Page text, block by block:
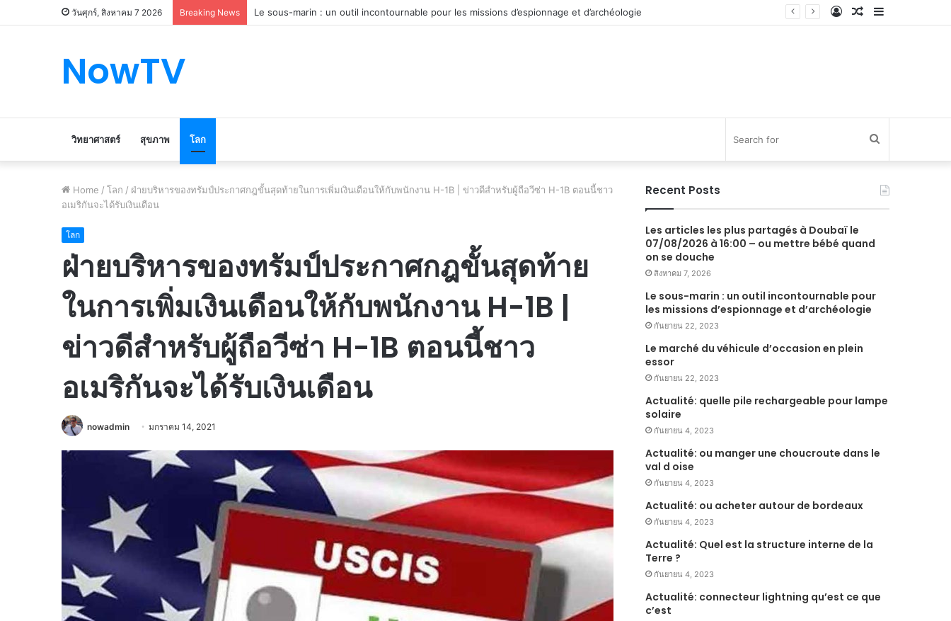
วันศุกร์, สิงหาคม 7 2026 Breaking News Le marché du véhicule d’occasion en plein essor Sidebar
Random
Log
NowTV
วิทยาศาสตร์ สุขภาพ โลก
Home / โลก / ฝ่ายบริหารของทรัมป์ประกาศกฎขั้นสุดท้ายในการเพิ่มเงินเดือนให้กับพนักงาน H-1B | ข่าวดีสำหรับผู้ถือวีซ่า H-1B ตอนนี้ชาว
อเมริกันจะได้รับเงินเดือน
โลก
ฝ่ายบริหารของทรัมป์ประกาศกฎขั้นสุดท้าย
ในการเพิ่มเงินเดือนให้กับพนักงาน H-1B |
ข่าวดีสำหรับผู้ถือวีซ่า H-1B ตอนนี้ชาว
อเมริกันจะได้รับเงินเดือน
nowadmin มกราคม 14, 2021
Recent Posts
Les articles les plus partagés à Doubaï le
07/08/2026 à 16:00 – ou mettre bébé quand
on se douche
สิงหาคม 7, 2026
Le sous-marin : un outil incontournable pour
les missions d’espionnage et d’archéologie
กันยายน 22, 2023
Le marché du véhicule d’occasion en plein
essor
กันยายน 22, 2023
Actualité: quelle pile rechargeable pour lampe
solaire
กันยายน 4, 2023
Actualité: ou manger une choucroute dans le
val d oise
กันยายน 4, 2023
Actualité: ou acheter autour de bordeaux
กันยายน 4, 2023
Actualité: Quel est la structure interne de la
Terre ?
กันยายน 4, 2023
Actualité: connecteur lightning qu’est ce que
c’est